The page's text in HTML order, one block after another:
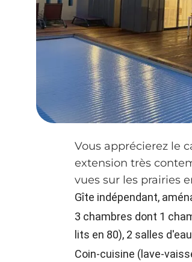
Vous apprécierez le
extension très
vues sur les prairies
Gîte indépendant,
3 chambres dont 1
lits en 80), 2 salles
Coin-cuisine (lave-